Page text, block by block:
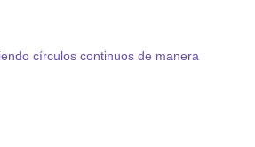
círculos continuos de manera